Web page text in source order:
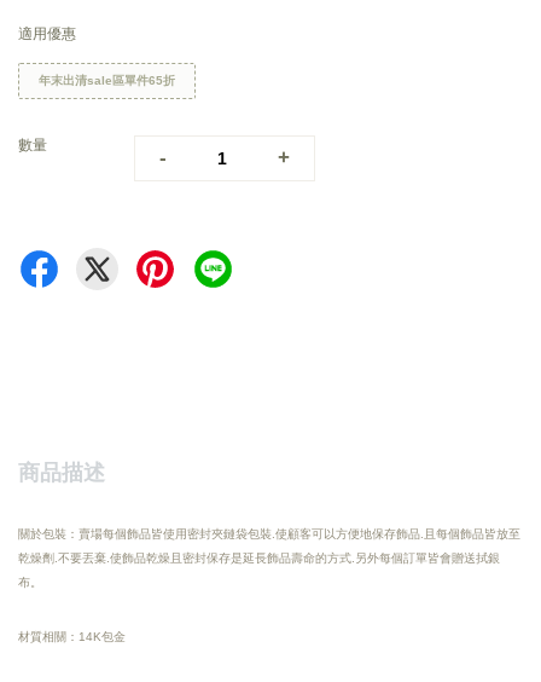
適用優惠
年末出清sale區單件65折
數量
- +
商品描述
關於包裝：賣場每個飾品皆使用密封夾鏈袋包裝.使顧客可以方便地保存飾品.且每個飾品皆放至
乾燥劑.不要丟棄.使飾品乾燥且密封保存是延長飾品壽命的方式.另外每個訂單皆會贈送拭銀
布。
材質相關：14K包金